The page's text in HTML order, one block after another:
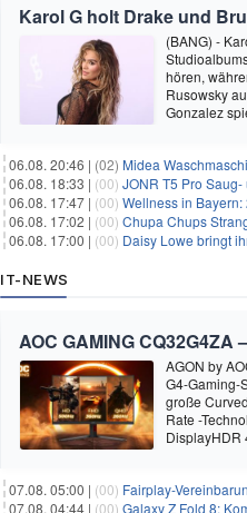
Karol G holt Drake und
(BANG) -
hören,
Rusowsky
Gonzalez
06.08. 20:46 | (02) Midea
06.08. 18:33 | (00) JONR T5 Pro
06.08. 17:47 | (00) Wellness in Bayern: 2
06.08. 17:02 | (00) Chupa Chups
06.08. 17:00 | (00) Daisy Lowe bringt
IT-NEWS
AOC GAMING
AGON by
G4-Gaming-
große
Rate -
DisplayHDR
07.08. 05:00 | (00) Fairplay-
07.08. 04:44 | (00) Galaxy Z Fold 8: